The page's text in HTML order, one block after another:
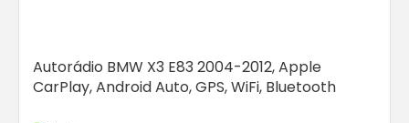
Autorádio BMW X3 E83 2004-2012, Apple
CarPlay, Android Auto, GPS, WiFi, Bluetooth